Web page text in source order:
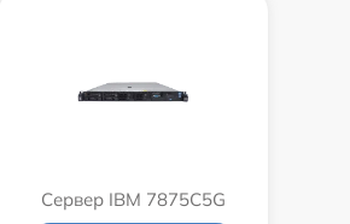
Сервер IBM 7875C5G